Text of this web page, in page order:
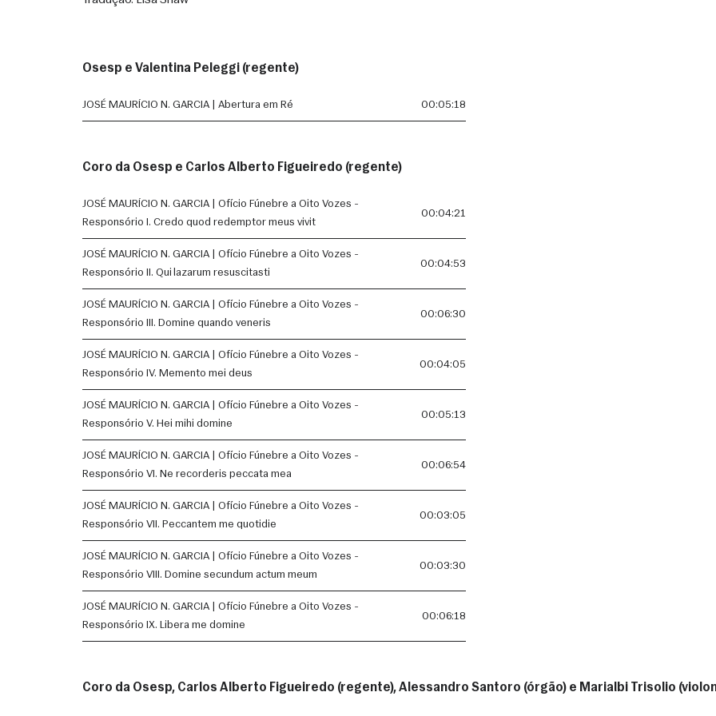
Osesp e Valentina Peleggi (regente)
JOSÉ MAURÍCIO N. GARCIA | Abertura em Ré 00:05:18
Coro da Osesp e Carlos Alberto Figueiredo (regente)
JOSÉ MAURÍCIO N. GARCIA | Ofício Fúnebre a Oito Vozes -
Responsório I. Credo quod redemptor meus vivit
00:04:21
JOSÉ MAURÍCIO N. GARCIA | Ofício Fúnebre a Oito Vozes -
Responsório II. Qui lazarum resuscitasti
00:04:53
JOSÉ MAURÍCIO N. GARCIA | Ofício Fúnebre a Oito Vozes -
Responsório III. Domine quando veneris
00:06:30
JOSÉ MAURÍCIO N. GARCIA | Ofício Fúnebre a Oito Vozes -
Responsório IV. Memento mei deus
00:04:05
JOSÉ MAURÍCIO N. GARCIA | Ofício Fúnebre a Oito Vozes -
Responsório V. Hei mihi domine
00:05:13
JOSÉ MAURÍCIO N. GARCIA | Ofício Fúnebre a Oito Vozes -
Responsório VI. Ne recorderis peccata mea
00:06:54
JOSÉ MAURÍCIO N. GARCIA | Ofício Fúnebre a Oito Vozes -
Responsório VII. Peccantem me quotidie
00:03:05
JOSÉ MAURÍCIO N. GARCIA | Ofício Fúnebre a Oito Vozes -
Responsório VIII. Domine secundum actum meum
00:03:30
JOSÉ MAURÍCIO N. GARCIA | Ofício Fúnebre a Oito Vozes -
Responsório IX. Libera me domine
00:06:18
Coro da Osesp, Carlos Alberto Figueiredo (regente), Alessandro Santoro (órgão) e Marialbi Trisolio